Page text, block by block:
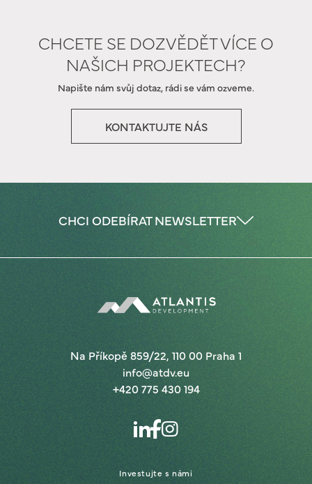
CHCETE SE DOZVĚDĚT VÍCE O
NAŠICH PROJEKTECH?
Napište nám svůj dotaz, rádi se vám ozveme.
KONTAKTUJTE NÁS
CHCI ODEBÍRAT NEWSLETTER
Na Příkopě 859/22, 110 00 Praha 1
info@atdv.eu
+420 775 430 194
Investujte s námi